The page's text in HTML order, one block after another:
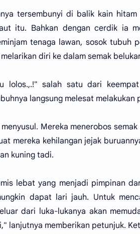
tersembunyi di balik kain
itu. Bahkan dengan cerdik ia
tenaga lawan, sosok tubuh
diri ke dalam semak
lolos.,.!" salah satu dari
langsung melesat melakukan
Mereka menerobos
mereka kehilangan jejak
kuning tadi.
lebat yang menjadi pimpinan
dapat lari jauh. Untuk
dari luka-lukanya akan
lanjutnya memberikan petunjuk.